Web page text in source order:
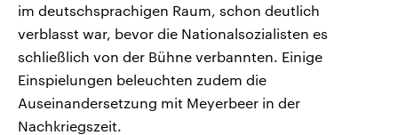
im deutschsprachigen Raum, schon deutlich
verblasst war, bevor die Nationalsozialisten es
schließlich von der Bühne verbannten. Einige
Einspielungen beleuchten zudem die
Auseinandersetzung mit Meyerbeer in der
Nachkriegszeit.